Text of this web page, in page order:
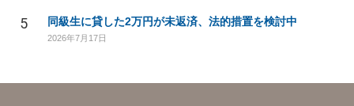
5 同級生に貸した2万円が未返済、法的措置を検討中
2026年7月17日